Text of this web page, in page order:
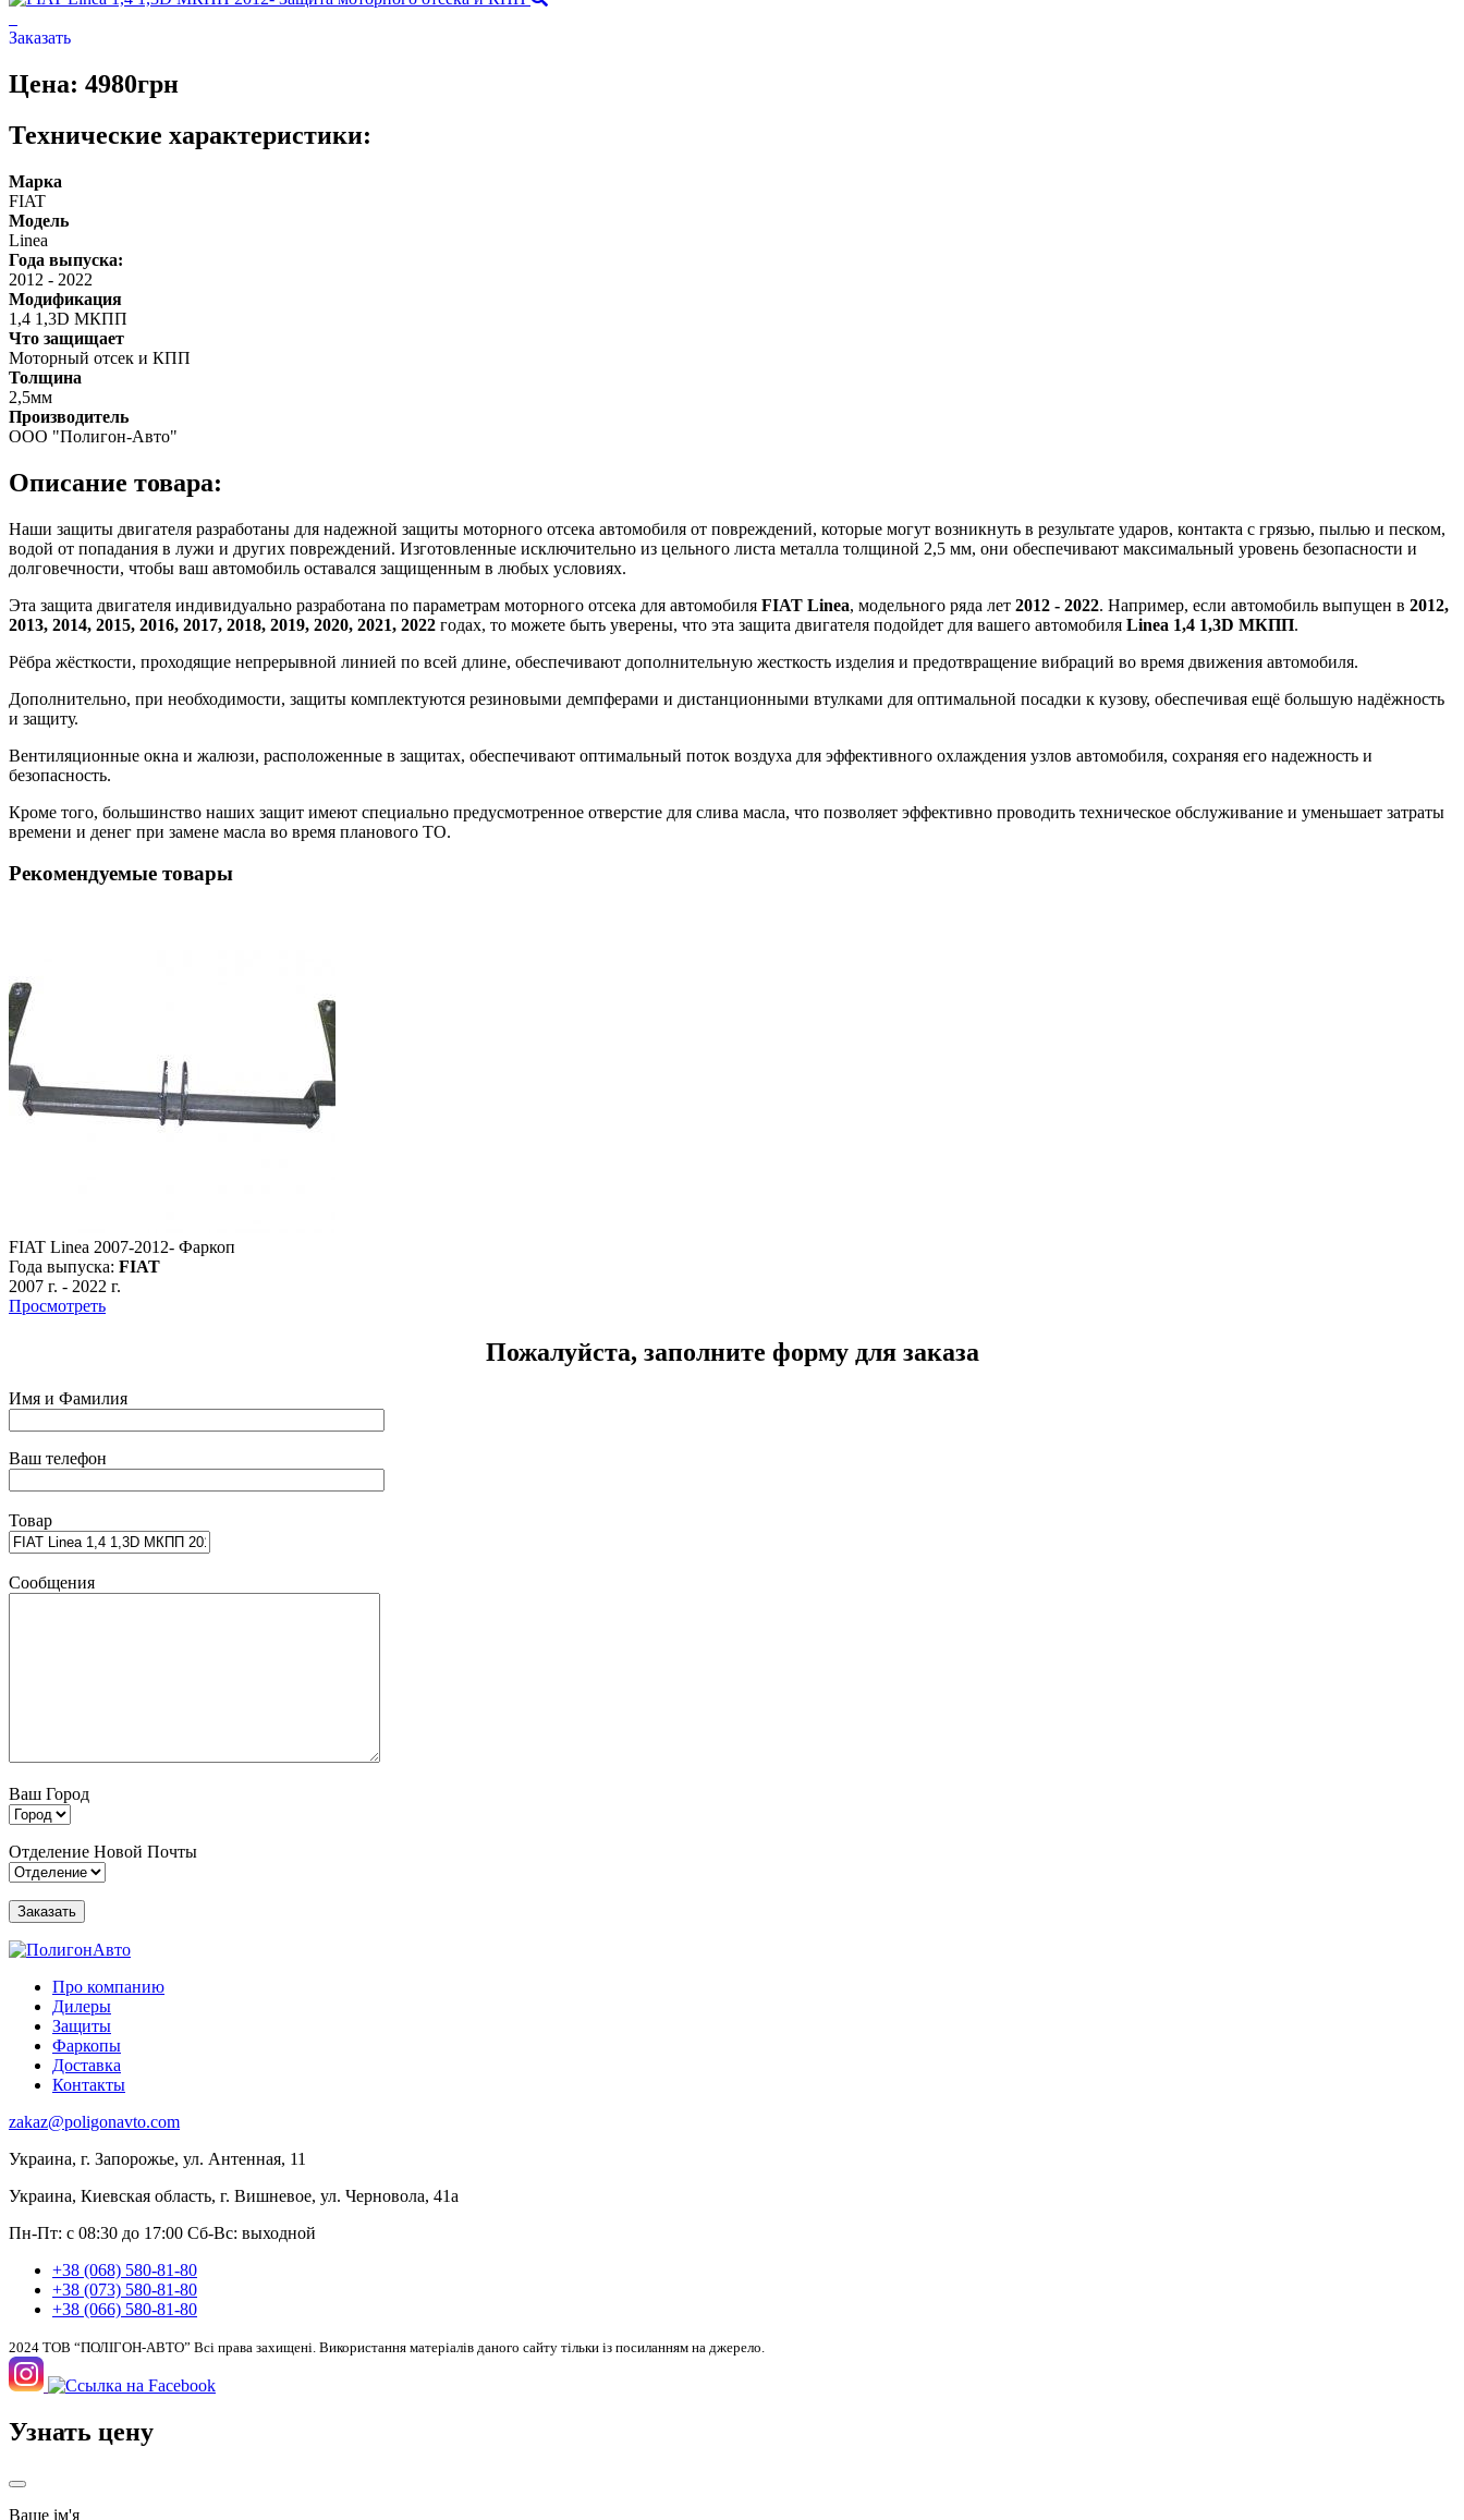
Заказать
Цена: 4980грн
Технические характеристики:
Марка
FIAT
Модель
Linea
Года выпуска:
2012 - 2022
Модификация
1,4 1,3D МКПП
Что защищает
Моторный отсек и КПП
Толщина
2,5мм
Производитель
ООО "Полигон-Авто"
Описание товара:
Наши защиты двигателя разработаны для надежной защиты моторного отсека автомобиля от повреждений, которые могут возникнуть в результате ударов, контакта с грязью, пылью и песком,
водой от попадания в лужи и других повреждений. Изготовленные исключительно из цельного листа металла толщиной 2,5 мм, они обеспечивают максимальный уровень безопасности и
долговечности, чтобы ваш автомобиль оставался защищенным в любых условиях.
Эта защита двигателя индивидуально разработана по параметрам моторного отсека для автомобиля FIAT Linea, модельного ряда лет 2012 - 2022. Например, если автомобиль выпущен в 2012,
2013, 2014, 2015, 2016, 2017, 2018, 2019, 2020, 2021, 2022 годах, то можете быть уверены, что эта защита двигателя подойдет для вашего автомобиля Linea 1,4 1,3D МКПП.
Рёбра жёсткости, проходящие непрерывной линией по всей длине, обеспечивают дополнительную жесткость изделия и предотвращение вибраций во время движения автомобиля.
Дополнительно, при необходимости, защиты комплектуются резиновыми демпферами и дистанционными втулками для оптимальной посадки к кузову, обеспечивая ещё большую надёжность
и защиту.
Вентиляционные окна и жалюзи, расположенные в защитах, обеспечивают оптимальный поток воздуха для эффективного охлаждения узлов автомобиля, сохраняя его надежность и
безопасность.
Кроме того, большинство наших защит имеют специально предусмотренное отверстие для слива масла, что позволяет эффективно проводить техническое обслуживание и уменьшает затраты
времени и денег при замене масла во время планового ТО.
Рекомендуемые товары
FIAT Linea 2007-2012- Фаркоп
Года выпуска: FIAT
2007 г. - 2022 г.
Просмотреть
Пожалуйста, заполните форму для заказа
Имя и Фамилия
Ваш телефон
Товар
Сообщения
Ваш Город
Отделение Новой Почты
Про компанию
Дилеры
Защиты
Фаркопы
Доставка
Контакты
zakaz@poligonavto.com
Украина, г. Запорожье, ул. Антенная, 11
Украина, Киевская область, г. Вишневое, ул. Черновола, 41а
Пн-Пт: с 08:30 до 17:00 Сб-Вс: выходной
+38 (068) 580-81-80
+38 (073) 580-81-80
+38 (066) 580-81-80
2024 ТОВ “ПОЛІГОН-АВТО” Всі права захищені. Використання матеріалів даного сайту тільки із посиланням на джерело.
Узнать цену
Ваше ім'я